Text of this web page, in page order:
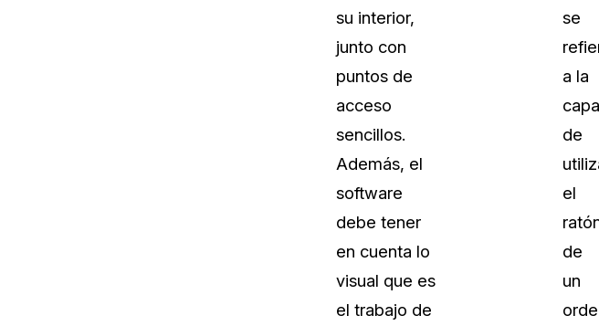
sus necesidades de redacción
Obtenga respuestas a sus
Videoteca
CaseGuard. Práctica nuevas
aprender
su interior,
junto con
puntos de
acceso
sencillos.
Además, el
software
debe tener
en cuenta lo
visual que es
el trabajo de
se
a la
de
el
de
un